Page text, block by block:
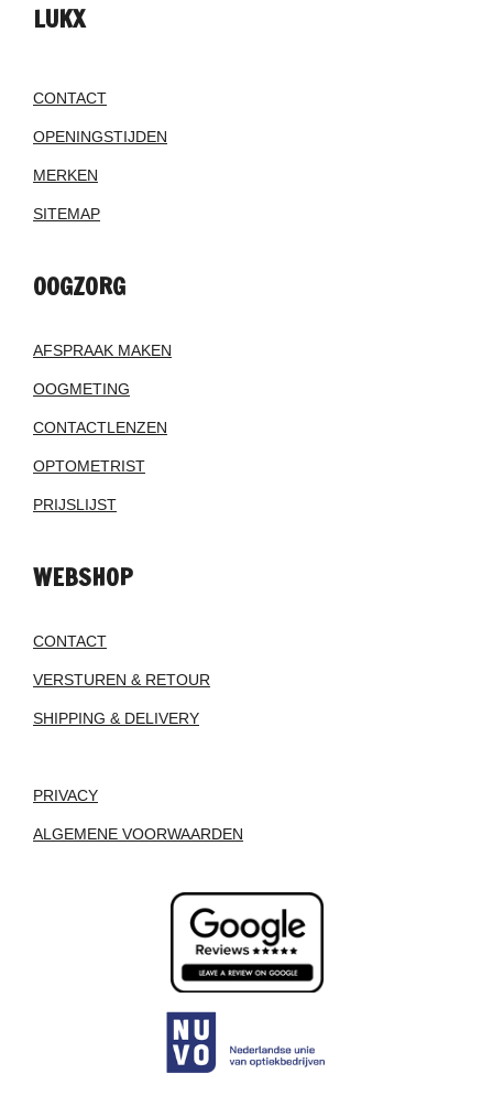
LUKX
CONTACT
OPENINGSTIJDEN
MERKEN
SITEMAP
OOGZORG
AFSPRAAK MAKEN
OOGMETING
CONTACTLENZEN
OPTOMETRIST
PRIJSLIJST
WEBSHOP
CONTACT
VERSTUREN & RETOUR
SHIPPING & DELIVERY
PRIVACY
ALGEMENE VOORWAARDEN